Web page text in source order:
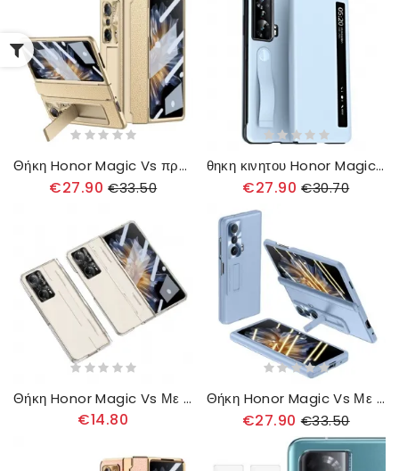
Θήκη Honor Magic Vs προστασίας Γυαλί Διπλής Προστασίας
€27.90 €33.50
θηκη κινητου Honor Magic Vs Με Λουράκι
€27.90 €30.70
Θήκη Honor Magic Vs Με Φιλμ Οθόνης Από Σκληρυμένο Γυαλί
€14.80
Θήκη Honor Magic Vs Με Προστατευτικό Οθόνης
€27.90 €33.50